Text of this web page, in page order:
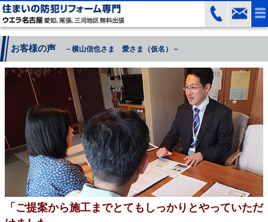
お客様の声 －横山信也さま 愛さま（仮名）－
「ご提案から施工までとてもしっかりとやっていただ